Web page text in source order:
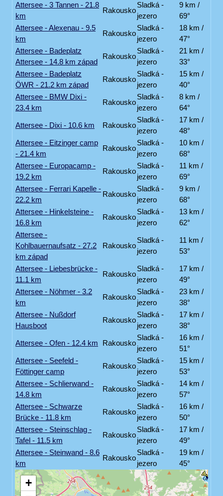
Attersee - 3 Tannen - 21.8
km
Rakousko
Sladká -
jezero
9 km /
69°
Attersee - Alexenau - 9.5
km
Rakousko
Sladká -
jezero
18 km /
47°
Attersee - Badeplatz
Attersee - 14.8 km západ
Rakousko
Sladká -
jezero
21 km /
33°
Attersee - Badeplatz
ÖWR - 21.2 km západ
Rakousko
Sladká -
jezero
15 km /
40°
Attersee - BMW Dixi -
23.4 km
Rakousko
Sladká -
jezero
8 km /
64°
Attersee - Dixi - 10.6 km Rakousko
Sladká -
jezero
17 km /
48°
Attersee - Eitzinger camp
- 21.4 km
Rakousko
Sladká -
jezero
10 km /
68°
Attersee - Europacamp -
19.2 km
Rakousko
Sladká -
jezero
11 km /
69°
Attersee - Ferrari Kapelle -
22.2 km
Rakousko
Sladká -
jezero
9 km /
68°
Attersee - Hinkelsteine -
16.8 km
Rakousko
Sladká -
jezero
13 km /
62°
Attersee -
Kohlbauernaufsatz - 27.2
km západ
Rakousko
Sladká -
jezero
11 km /
53°
Attersee - Liebesbrücke -
11.1 km
Rakousko
Sladká -
jezero
17 km /
49°
Attersee - Nöhmer - 3.2
km
Rakousko
Sladká -
jezero
23 km /
38°
Attersee - Nußdorf
Hausboot
Rakousko
Sladká -
jezero
17 km /
38°
Attersee - Ofen - 12.4 km Rakousko
Sladká -
jezero
16 km /
51°
Attersee - Seefeld -
Föttinger camp
Rakousko
Sladká -
jezero
15 km /
53°
Attersee - Schlierwand -
14.8 km
Rakousko
Sladká -
jezero
14 km /
57°
Attersee - Schwarze
Brücke - 11.8 km
Rakousko
Sladká -
jezero
16 km /
50°
Attersee - Steinschlag -
Tafel - 11.5 km
Rakousko
Sladká -
jezero
17 km /
49°
Attersee - Steinwand - 8.6
km
Rakousko
Sladká -
jezero
19 km /
45°